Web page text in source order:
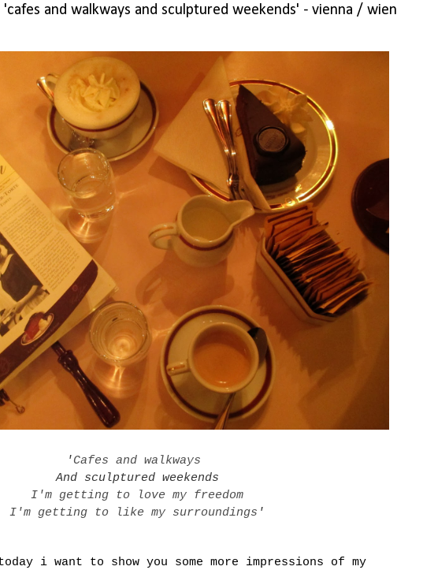
'cafes and walkways and sculptured weekends' - vienna / wien
'Cafes and walkways
And sculptured weekends
I'm getting to love my freedom
I'm getting to like my surroundings '
i want to show you some more impressions of my